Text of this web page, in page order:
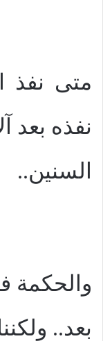
متى نفذ
نفذه بعد
السنين..
والحكمة
بعد..